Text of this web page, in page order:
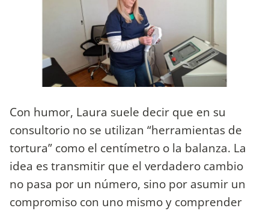
Con humor, Laura suele decir que en su
consultorio no se utilizan “herramientas de
tortura” como el centímetro o la balanza. La
idea es transmitir que el verdadero cambio
no pasa por un número, sino por asumir un
compromiso con uno mismo y comprender